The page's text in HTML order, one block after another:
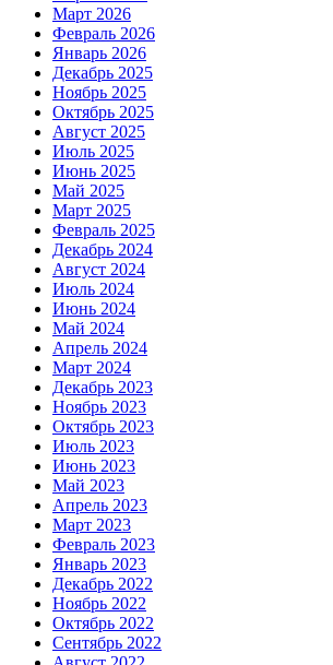
Март 2026
Февраль 2026
Январь 2026
Декабрь 2025
Ноябрь 2025
Октябрь 2025
Август 2025
Июль 2025
Июнь 2025
Май 2025
Март 2025
Февраль 2025
Декабрь 2024
Август 2024
Июль 2024
Июнь 2024
Май 2024
Апрель 2024
Март 2024
Декабрь 2023
Ноябрь 2023
Октябрь 2023
Июль 2023
Июнь 2023
Май 2023
Апрель 2023
Март 2023
Февраль 2023
Январь 2023
Декабрь 2022
Ноябрь 2022
Октябрь 2022
Сентябрь 2022